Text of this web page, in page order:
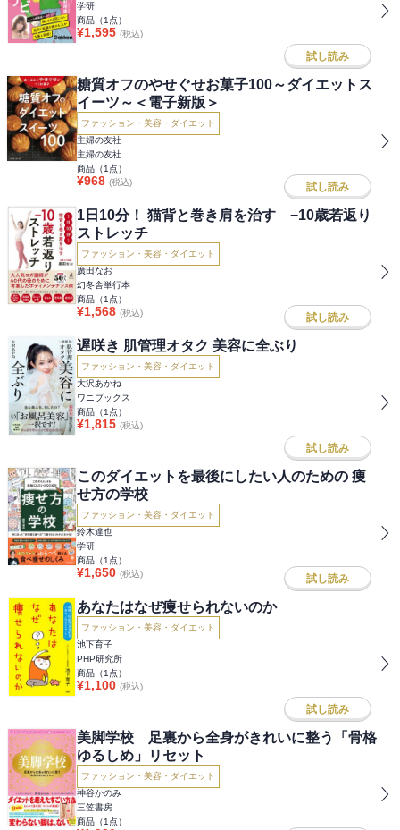
学研
商品（1 点）
¥1,595 (税込)
試し読み
糖質オフのやせぐせお菓子100～ダイエットス
イーツ～＜電子新版＞
ファッション・美容・ダイエット
主婦の友社
主婦の友社
商品（1 点）
¥968 (税込) 試し読み
1日10分！ 猫背と巻き肩を治す −10歳若返り
ストレッチ
ファッション・美容・ダイエット
廣田なお
幻冬舎単行本
商品（1 点）
¥1,568 (税込) 試し読み
遅咲き 肌管理オタク 美容に全ぶり
ファッション・美容・ダイエット
大沢あかね
ワニブックス
商品（1 点）
¥1,815 (税込)
試し読み
このダイエットを最後にしたい人のための 痩
せ方の学校
ファッション・美容・ダイエット
鈴木達也
学研
商品（1 点）
¥1,650 (税込) 試し読み
あなたはなぜ痩せられないのか
ファッション・美容・ダイエット
池下育子
PHP研究所
商品（1 点）
¥1,100 (税込)
試し読み
美脚学校 足裏から全身がきれいに整う「骨格
ゆるしめ」リセット
ファッション・美容・ダイエット
神谷かのみ
三笠書房
商品（1 点）